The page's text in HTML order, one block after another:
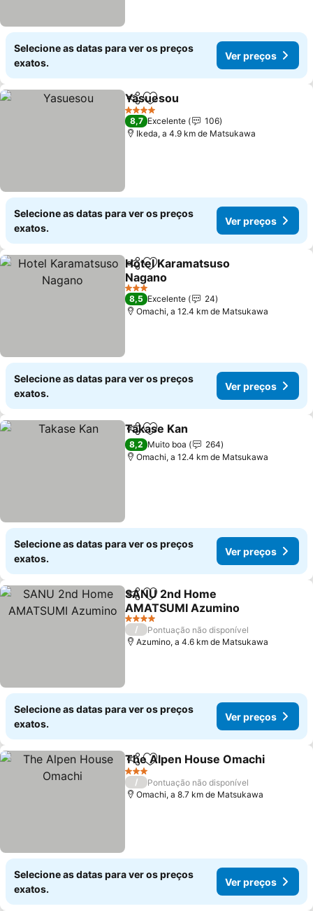
Selecione as datas para ver os preços
exatos.
Ver preços
PartilharAdicionar aos favoritos
Yasuesou
4 Estrelas
8,7 Excelente
106
Ikeda, a 4.9 km de Matsukawa
Selecione as datas para ver os preços
exatos.
Ver preços
PartilharAdicionar aos favoritos
Hotel Karamatsuso
Nagano
Ver preços
3 Estrelas
8,5 Excelente
24
Omachi, a 12.4 km de Matsukawa
Selecione as datas para ver os preços
exatos.
Ver preços
PartilharAdicionar aos favoritos
Takase Kan
8,2 Muito boa
264
Omachi, a 12.4 km de Matsukawa
Selecione as datas para ver os preços
exatos.
Ver preços
PartilharAdicionar aos favoritos
SANU 2nd Home
AMATSUMI Azumino
Ver preços
4 Estrelas
/
Pontuação não disponível
Azumino, a 4.6 km de Matsukawa
Selecione as datas para ver os preços
exatos.
Ver preços
PartilharAdicionar aos favoritos
The Alpen House Omachi
3 Estrelas
/
Pontuação não disponível
Omachi, a 8.7 km de Matsukawa
Selecione as datas para ver os preços
exatos.
Ver preços